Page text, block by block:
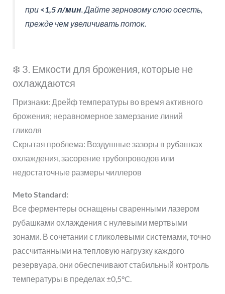
при <1,5 л/мин. Дайте зерновому слою осесть,
прежде чем увеличивать поток.
❄️ 3. Емкости для брожения, которые не
охлаждаются
Признаки: Дрейф температуры во время активного
брожения; неравномерное замерзание линий
гликоля
Скрытая проблема: Воздушные зазоры в рубашках
охлаждения, засорение трубопроводов или
недостаточные размеры чиллеров
Meto Standard:
Все ферментеры оснащены сваренными лазером
рубашками охлаждения с нулевыми мертвыми
зонами. В сочетании с гликолевыми системами, точно
рассчитанными на тепловую нагрузку каждого
резервуара, они обеспечивают стабильный контроль
температуры в пределах ±0,5°C.